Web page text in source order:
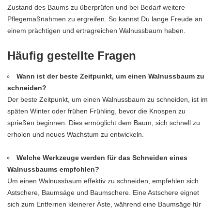
Zustand des Baums zu überprüfen und bei Bedarf weitere
Pflegemaßnahmen zu ergreifen. So kannst Du lange Freude an
einem prächtigen und ertragreichen Walnussbaum haben.
Häufig gestellte Fragen
Wann ist der beste Zeitpunkt, um einen Walnussbaum zu
schneiden?
Der beste Zeitpunkt, um einen Walnussbaum zu schneiden, ist im
späten Winter oder frühen Frühling, bevor die Knospen zu
sprießen beginnen. Dies ermöglicht dem Baum, sich schnell zu
erholen und neues Wachstum zu entwickeln.
Welche Werkzeuge werden für das Schneiden eines
Walnussbaums empfohlen?
Um einen Walnussbaum effektiv zu schneiden, empfehlen sich
Astschere, Baumsäge und Baumschere. Eine Astschere eignet
sich zum Entfernen kleinerer Äste, während eine Baumsäge für